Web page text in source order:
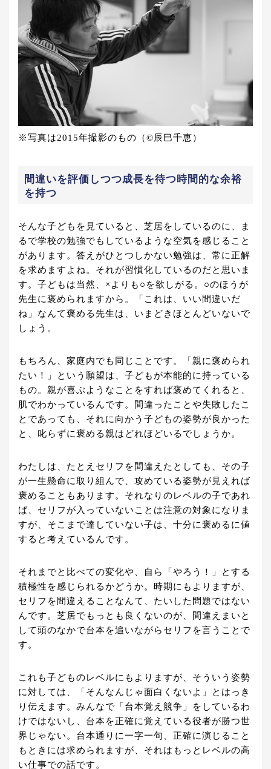
※写真は2015年撮影のもの（©辰巳千恵）
間違いを評価しつつ成長を待つ時間的な余裕
を持つ
そんな子どもを見ていると、芝居をしているのに、ま
るで学校の勉強でもしているような空気を感じること
があります。答えがひとつしかない勉強は、常に正解
を求めますよね。それが習慣化しているのだと思いま
す。子どもは当然、×よりも○を欲しがる。○のほうが
先生に褒められますから。「これは、いい間違いだ
ね」なんて褒める先生は、いまどきほとんどいないで
しょう。
もちろん、家庭内でも同じことです。「親に褒められ
たい！」という願望は、子どもが本能的に持っている
もの。親が喜ぶようなことをすれば褒めてくれると、
肌でわかっているんです。間違ったことや失敗したこ
とであっても、それに向かう子どもの姿勢が良かった
と、叱らずに褒める親はどれほどいるでしょうか。
わたしは、たとえセリフを間違えたとしても、その子
が一生懸命に取り組んで、攻めている姿勢が見えれば
褒めることもあります。それなりのレベルの子であれ
ば、セリフが入っていないことは注意の対象になりま
すが、そこまで達していない子は、十分に褒めるに値
すると考えているんです。
それまでと比べての変化や、自ら「やろう！」とする
積極性を感じられるかどうか。時期にもよりますが、
セリフを間違えることなんて、たいした問題ではない
んです。芝居でもっとも良くないのが、間違えまいと
して頭のなかで台本を追いながらセリフを言うことで
す。
これも子どものレベルにもよりますが、そういう姿勢
に対しては、「そんなんじゃ面白くないよ」とはっき
り伝えます。みんなで「台本覚え競争」をしているわ
けではないし、台本を正確に覚えている役者が勝つ世
界じゃない。台本通りに一字一句、正確に演じること
もときには求められますが、それはもっとレベルの高
い仕事での話です。